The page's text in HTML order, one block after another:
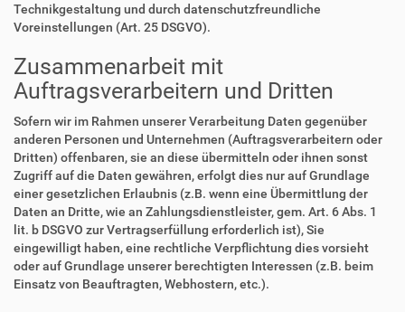
Technikgestaltung und durch datenschutzfreundliche
Voreinstellungen (Art. 25 DSGVO).
Zusammenarbeit mit
Auftragsverarbeitern und Dritten
Sofern wir im Rahmen unserer Verarbeitung Daten gegenüber
anderen Personen und Unternehmen (Auftragsverarbeitern oder
Dritten) offenbaren, sie an diese übermitteln oder ihnen sonst
Zugriff auf die Daten gewähren, erfolgt dies nur auf Grundlage
einer gesetzlichen Erlaubnis (z.B. wenn eine Übermittlung der
Daten an Dritte, wie an Zahlungsdienstleister, gem. Art. 6 Abs. 1
lit. b DSGVO zur Vertragserfüllung erforderlich ist), Sie
eingewilligt haben, eine rechtliche Verpflichtung dies vorsieht
oder auf Grundlage unserer berechtigten Interessen (z.B. beim
Einsatz von Beauftragten, Webhostern, etc.).